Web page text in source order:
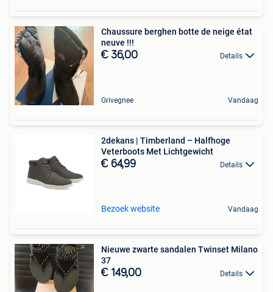
Chaussure berghen botte de neige état
neuve !!!
€ 36,00 Details
Grivegnee Vandaag
2dekans | Timberland – Halfhoge
Veterboots Met Lichtgewicht
€ 64,99 Details
Bezoek website Vandaag
Nieuwe zwarte sandalen Twinset Milano
37
€ 149,00 Details